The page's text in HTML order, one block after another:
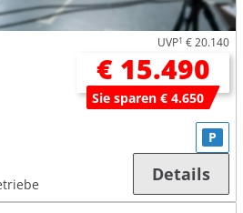
UVP1 € 20.140
€ 15.490
Sie sparen € 4.650
P
Details